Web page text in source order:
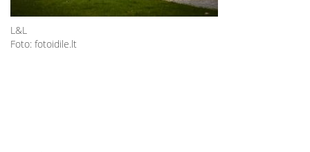
L&L
Foto: fotoidile.lt